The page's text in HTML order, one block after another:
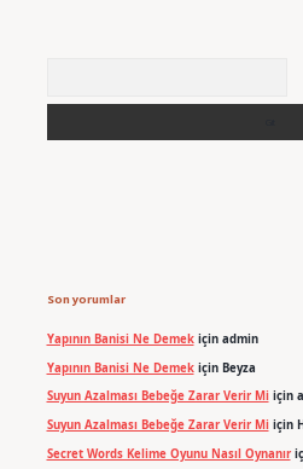
Son yorumlar
Yapının Banisi Ne Demekiçin admin
Yapının Banisi Ne Demekiçin Beyza
Suyun Azalması Bebeğe Zarar Verir Miiçin
Suyun Azalması Bebeğe Zarar Verir Miiçin
Secret Words Kelime Oyunu Nasıl Oynanır